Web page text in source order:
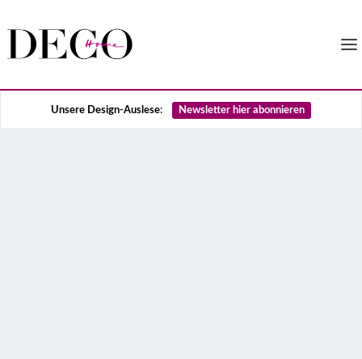
Unsere Design-Auslese: Newsletter hier abonnieren